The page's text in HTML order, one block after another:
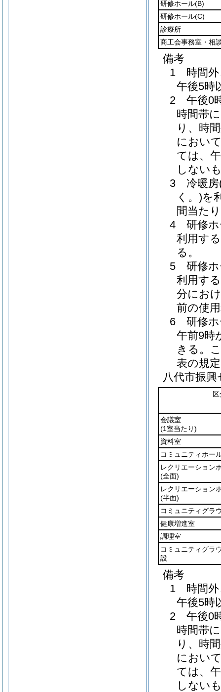
研修ホール(B)
研修ホール(C)
診療所
商工会事務室・相
備考
1 時間外
午後5時
2 午後0
時間帯
り、時
におい
ては、
しない
3 冷暖房(
く。)を
間当た
4 研修ホ
利用す
る。
5 研修ホ
利用す
分にお
前の使
6 研修ホ
午前9時
きる。
表の規
八代市振
会議室
(1室当たり)
資料室
コミュニティホー
レクリエーション
(全面)
レクリエーション
(半面)
コミュニティグラ
健康増進室
調理室
コミュニティグラ
設
備考
1 時間外
午後5時
2 午後0
時間帯
り、時
におい
ては、
しない